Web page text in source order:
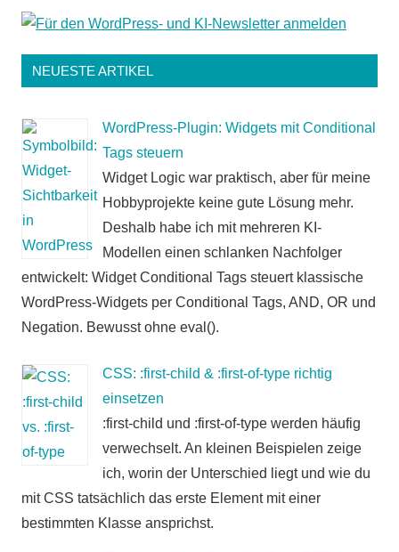
NEUESTE ARTIKEL
WordPress-Plugin: Widgets mit Conditional
Tags steuern
Widget Logic war praktisch, aber für meine
Hobbyprojekte keine gute Lösung mehr.
Deshalb habe ich mit mehreren KI-
Modellen einen schlanken Nachfolger
entwickelt: Widget Conditional Tags steuert klassische
WordPress-Widgets per Conditional Tags, AND, OR und
Negation. Bewusst ohne eval().
CSS: :first-child & :first-of-type richtig
einsetzen
:first-child und :first-of-type werden häufig
verwechselt. An kleinen Beispielen zeige
ich, worin der Unterschied liegt und wie du
mit CSS tatsächlich das erste Element mit einer
bestimmten Klasse ansprichst.